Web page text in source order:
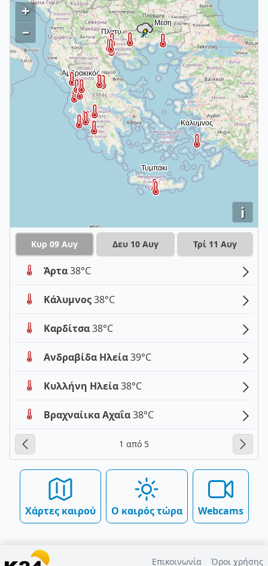
i
+
–
Κυρ 09 Αυγ Δευ 10 Αυγ Τρί 11 Αυγ
Άρτα38°C
Κάλυμνος38°C
Καρδίτσα38°C
Ανδραβίδα Ηλεία39°C
Κυλλήνη Ηλεία38°C
Βραχναίικα Αχαΐα38°C
1 από 5
Χάρτες καιρού Ο καιρός τώρα Webcams
Επικοινωνία Όροι χρήσης